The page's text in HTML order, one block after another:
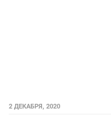
2 ДЕКАБРЯ, 2020